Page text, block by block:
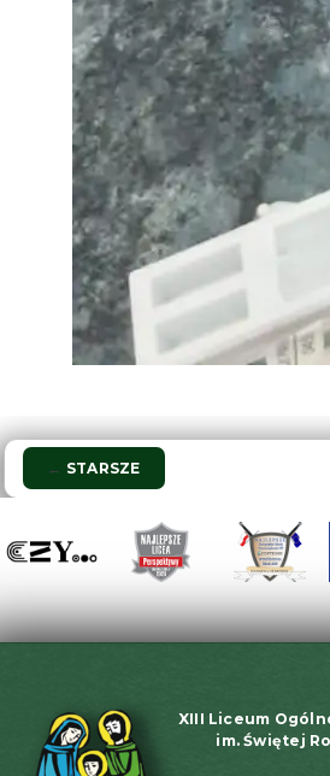
Nawigacja
wpisu
← STARSZE
XIII Liceum
im. Świętej